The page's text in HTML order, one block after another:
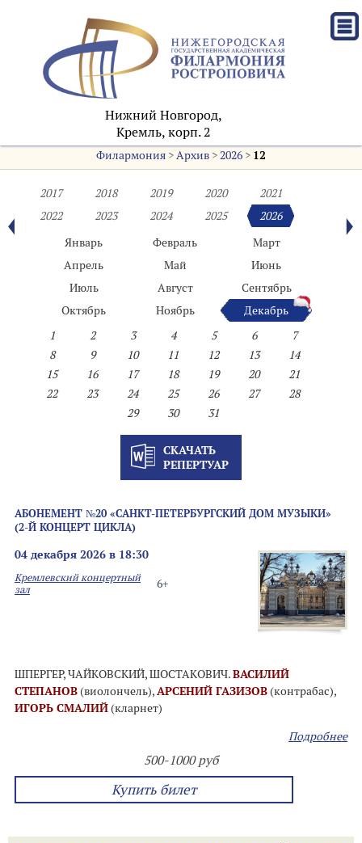
Нижний Новгород,
Кремль, корп. 2
Филармония>Архив>2026> 12
2017 2018 2019 2020
2021
2022
2023 2024 2025
2026
Январь
Февраль
Март
Апрель
Май
Июнь
Июль
Август
Сентябрь
Октябрь
Ноябрь
Декабрь
1
2 3 4 5 6
7
8
9 10 11 12 13
14
15
16 17 18 19 20
21
22
23 24 25 26 27
28
29
30 31
СКАЧАТЬ
РЕПЕРТУАР
АБОНЕМЕНТ №20 «САНКТ-ПЕТЕРБУРГСКИЙ ДОМ МУЗЫКИ»
(2-Й КОНЦЕРТ ЦИКЛА)
04 декабря 2026 в 18:30
6+
Кремлевский концертный
зал
ШПЕРГЕР, ЧАЙКОВСКИЙ, ШОСТАКОВИЧ.ВАСИЛИЙ
СТЕПАНОВ(виолончель),АРСЕНИЙ ГАЗИЗОВ(контрабас),
ИГОРЬ СМАЛИЙ(кларнет)
Подробнее
500-1000 руб
Купить билет